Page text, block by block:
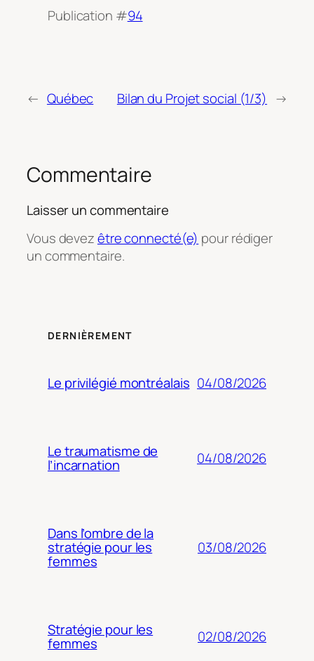
Publication #94
← Québec Bilan du Projet social (1/3) →
Commentaire
Laisser un commentaire
Vous devezêtre connecté(e) pour rédiger
un commentaire.
DERNIÈREMENT
Le privilégié montréalais 04/08/2026
Le traumatisme de
l’incarnation 04/08/2026
Dans l’ombre de la
stratégie pour les
femmes
03/08/2026
Stratégie pour les
femmes 02/08/2026